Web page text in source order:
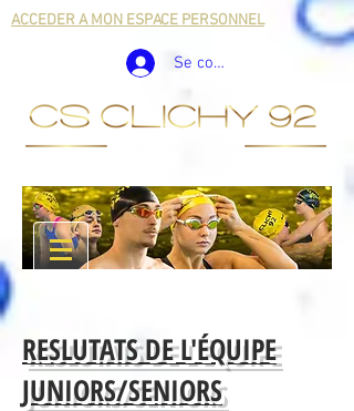
ACCEDER A MON ESPACE PERSONNEL
Se connecter
RESLUTATS DE L'ÉQUIPE
JUNIORS/SENIORS